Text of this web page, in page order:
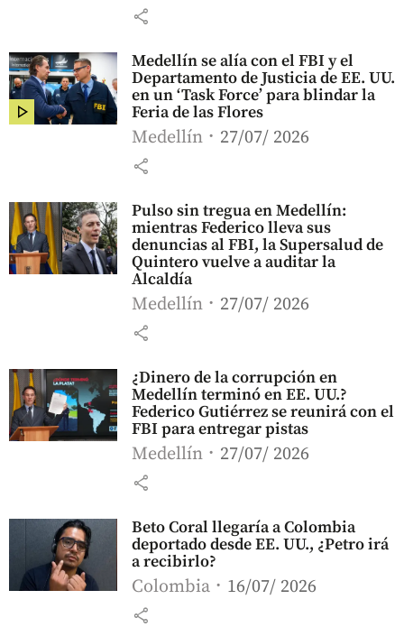
share
Medellín se alía con el FBI y el
Departamento de Justicia de EE. UU.
en un ‘Task Force’ para blindar la
Feria de las Flores
Medellín 27/07/ 2026
share
Pulso sin tregua en Medellín:
mientras Federico lleva sus
denuncias al FBI, la Supersalud de
Quintero vuelve a auditar la
Alcaldía
Medellín 27/07/ 2026
share
¿Dinero de la corrupción en
Medellín terminó en EE. UU.?
Federico Gutiérrez se reunirá con el
FBI para entregar pistas
Medellín 27/07/ 2026
share
Beto Coral llegaría a Colombia
deportado desde EE. UU., ¿Petro irá
a recibirlo?
Colombia 16/07/ 2026
share